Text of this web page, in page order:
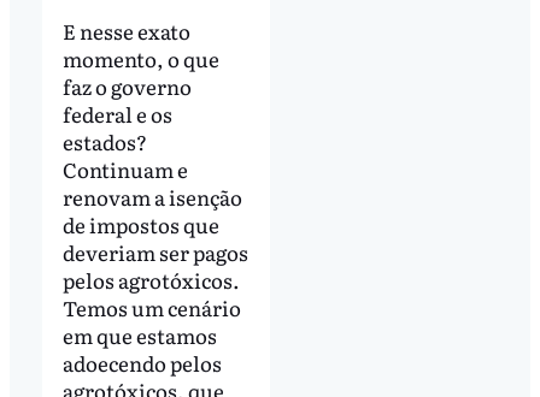
E nesse exato
momento, o que
faz o governo
federal e os
estados?
Continuam e
renovam a isenção
de impostos que
deveriam ser pagos
pelos agrotóxicos.
Temos um cenário
em que estamos
adoecendo pelos
agrotóxicos, que